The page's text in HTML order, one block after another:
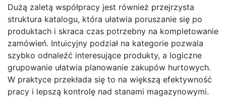
Dużą zaletą współpracy jest również przejrzysta
struktura katalogu, która ułatwia poruszanie się po
produktach i skraca czas potrzebny na kompletowanie
zamówień. Intuicyjny podział na kategorie pozwala
szybko odnaleźć interesujące produkty, a logiczne
grupowanie ułatwia planowanie zakupów hurtowych.
W praktyce przekłada się to na większą efektywność
pracy i lepszą kontrolę nad stanami magazynowymi.